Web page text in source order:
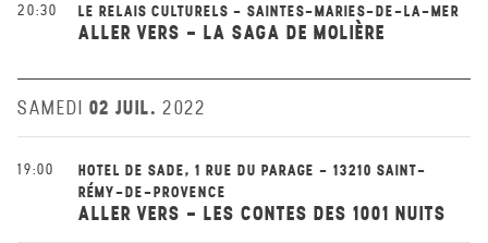
20:30 LE RELAIS CULTURELS - SAINTES-MARIES-DE-LA-MER
ALLER VERS - LA SAGA DE MOLIÈRE
SAMEDI 02 JUIL. 2022
19:00
HOTEL DE SADE, 1 RUE DU PARAGE - 13210 SAINT-
RÉMY-DE-PROVENCE
ALLER VERS - LES CONTES DES 1001 NUITS